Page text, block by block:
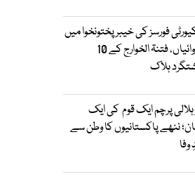
فورسز کی خیبر پختونخوا میں
کارروائیاں، فتنۃ الخوارج کے 10
ہلاک
پرچم ایک قوم کی ایک
ننھے پاکستانیوں کا وطن سے